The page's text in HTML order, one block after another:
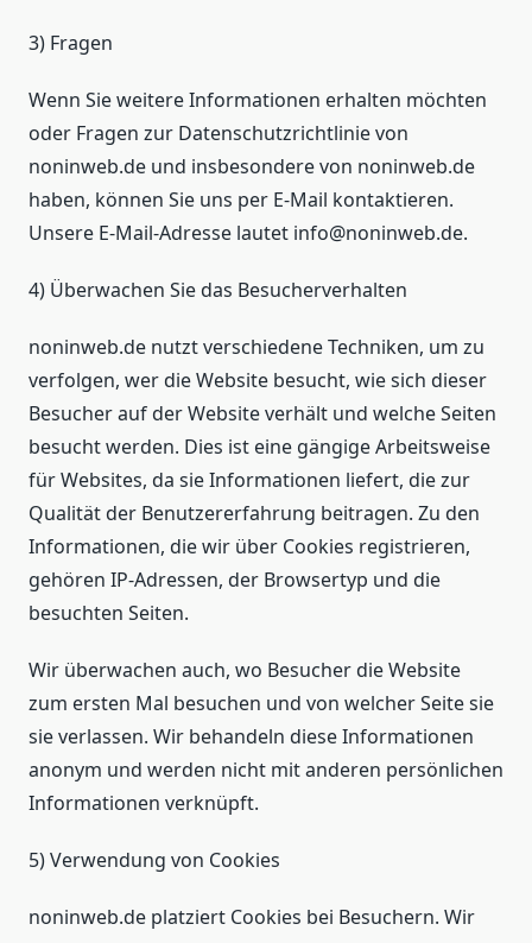
3) Fragen
Wenn Sie weitere Informationen erhalten möchten
oder Fragen zur Datenschutzrichtlinie von
noninweb.de und insbesondere von noninweb.de
haben, können Sie uns per E-Mail kontaktieren.
Unsere E-Mail-Adresse lautet info@noninweb.de.
4) Überwachen Sie das Besucherverhalten
noninweb.de nutzt verschiedene Techniken, um zu
verfolgen, wer die Website besucht, wie sich dieser
Besucher auf der Website verhält und welche Seiten
besucht werden. Dies ist eine gängige Arbeitsweise
für Websites, da sie Informationen liefert, die zur
Qualität der Benutzererfahrung beitragen. Zu den
Informationen, die wir über Cookies registrieren,
gehören IP-Adressen, der Browsertyp und die
besuchten Seiten.
Wir überwachen auch, wo Besucher die Website
zum ersten Mal besuchen und von welcher Seite sie
sie verlassen. Wir behandeln diese Informationen
anonym und werden nicht mit anderen persönlichen
Informationen verknüpft.
5) Verwendung von Cookies
noninweb.de platziert Cookies bei Besuchern. Wir